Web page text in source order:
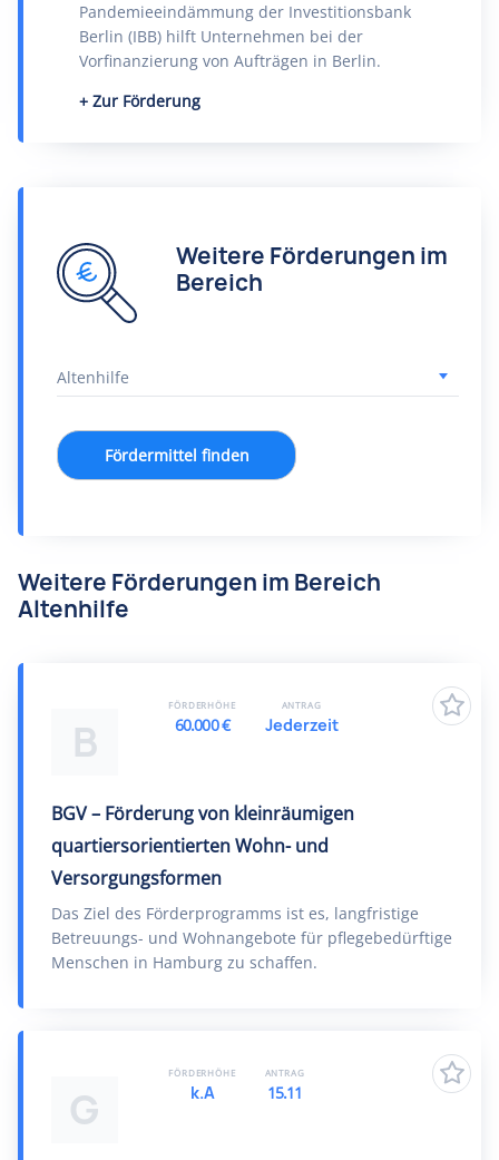
Pandemieeindämmung der Investitionsbank
Berlin (IBB) hilft Unternehmen bei der
Vorfinanzierung von Aufträgen in Berlin.
Zur Förderung
Weitere Förderungen im
Bereich
Fördermittel finden
Weitere Förderungen im Bereich
Altenhilfe
B
BGV – Förderung von kleinräumigen
quartiersorientierten Wohn- und
Versorgungsformen
Das Ziel des Förderprogramms ist es, langfristige
Betreuungs- und Wohnangebote für pflegebedürftige
Menschen in Hamburg zu schaffen.
FÖRDERHÖHE
60.000 €
ANTRAG
Jederzeit
G
FÖRDERHÖHE
k.A
ANTRAG
15.11